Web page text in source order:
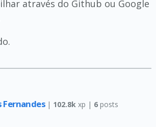
através do Github ou Google
Fernandes | 102.8k xp | 6 posts